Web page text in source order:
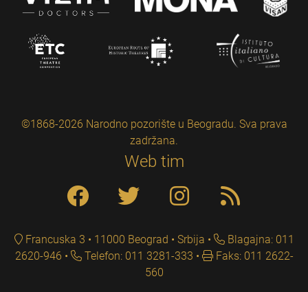
©1868-2026 Narodno pozorište u Beogradu. Sva prava
zadržana.
Web tim
Francuska 3 • 11000 Beograd • Srbija
Blagajna: 011
2620-946
Telefon: 011 3281-333
Faks: 011 2622-
560